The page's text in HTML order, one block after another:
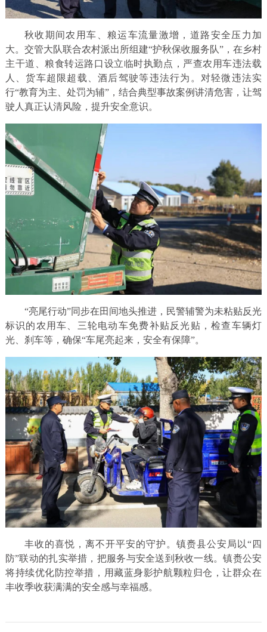
秋收期间农用车、粮运车流量激增，道路安全压力加
大。交管大队联合农村派出所组建“护秋保收服务队”，在乡村
主干道、粮食转运路口设立临时执勤点，严查农用车违法载
人、货车超限超载、酒后驾驶等违法行为。对轻微违法实
行“教育为主、处罚为辅”，结合典型事故案例讲清危害，让驾
驶人真正认清风险，提升安全意识。
“亮尾行动”同步在田间地头推进，民警辅警为未粘贴反光
标识的农用车、三轮电动车免费补贴反光贴，检查车辆灯
光、刹车等，确保“车尾亮起来，安全有保障”。
丰收的喜悦，离不开平安的守护。镇赉县公安局以“四
防”联动的扎实举措，把服务与安全送到秋收一线。镇赉公安
将持续优化防控举措，用藏蓝身影护航颗粒归仓，让群众在
丰收季收获满满的安全感与幸福感。